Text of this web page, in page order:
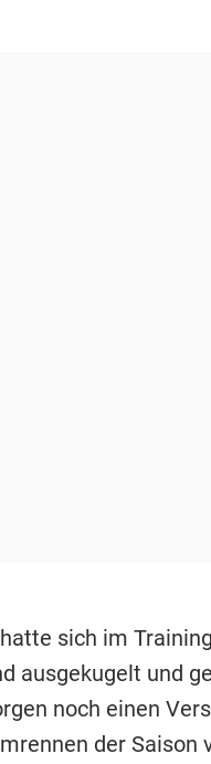
sich im
ausgekugelt und
noch einen
der Saison